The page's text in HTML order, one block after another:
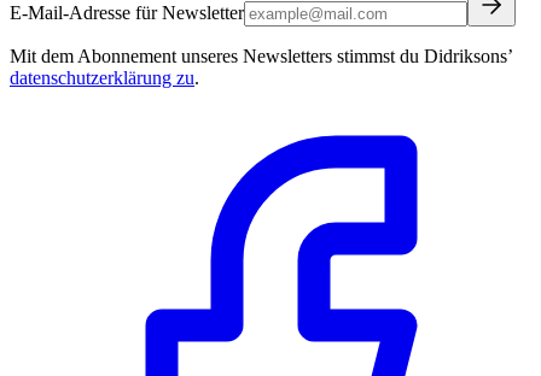
E-Mail-Adresse für Newsletter
Mit dem Abonnement unseres Newsletters stimmst du Didriksons’
datenschutzerklärung zu.